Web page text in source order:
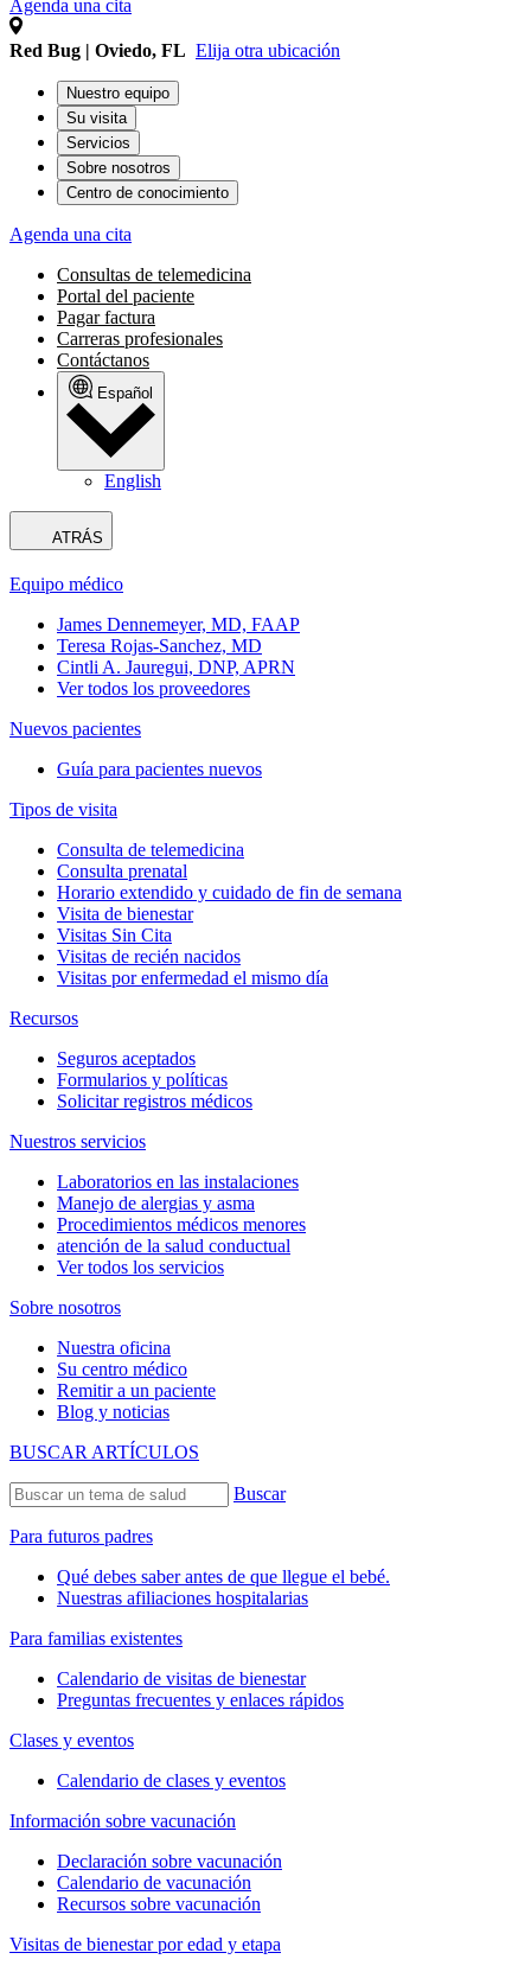
Agenda una cita
Red Bug | Oviedo, FL Elija otra ubicación
Nuestro equipo
Su visita
Servicios
Sobre nosotros
Centro de conocimiento
Agenda una cita
Consultas de telemedicina
Portal del paciente
Pagar factura
Carreras profesionales
Contáctanos
Español
English
ATRÁS
Equipo médico
James Dennemeyer, MD, FAAP
Teresa Rojas-Sanchez, MD
Cintli A. Jauregui, DNP, APRN
Ver todos los proveedores
Nuevos pacientes
Guía para pacientes nuevos
Tipos de visita
Consulta de telemedicina
Consulta prenatal
Horario extendido y cuidado de fin de semana
Visita de bienestar
Visitas Sin Cita
Visitas de recién nacidos
Visitas por enfermedad el mismo día
Recursos
Seguros aceptados
Formularios y políticas
Solicitar registros médicos
Nuestros servicios
Laboratorios en las instalaciones
Manejo de alergias y asma
Procedimientos médicos menores
atención de la salud conductual
Ver todos los servicios
Sobre nosotros
Nuestra oficina
Su centro médico
Remitir a un paciente
Blog y noticias
BUSCAR ARTÍCULOS
Buscar
Para futuros padres
Qué debes saber antes de que llegue el bebé.
Nuestras afiliaciones hospitalarias
Para familias existentes
Calendario de visitas de bienestar
Preguntas frecuentes y enlaces rápidos
Clases y eventos
Calendario de clases y eventos
Información sobre vacunación
Declaración sobre vacunación
Calendario de vacunación
Recursos sobre vacunación
Visitas de bienestar por edad y etapa